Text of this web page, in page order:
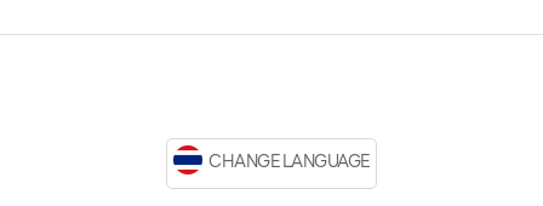
CHANGE LANGUAGE